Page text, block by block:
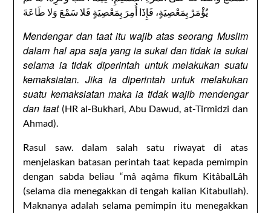
يُؤْمَرْ بِمَعْصِيَةٍ، فَإِذَا أُمِرَ بِمَعْصِيَةٍ فَلا سَمْعَ وَلا طَاعَةَ
Mendengar dan taat itu wajib atas seorang Muslim
dalam hal apa saja yang ia sukai dan tidak ia sukai
selama ia tidak diperintah untuk melakukan suatu
kemaksiatan. Jika ia diperintah untuk melakukan
suatu kemaksiatan maka ia tidak wajib mendengar
dan taat(HR al-Bukhari, Abu Dawud, at-Tirmidzi dan
Ahmad).
Rasul saw. dalam salah satu riwayat di atas
menjelaskan batasan perintah taat kepada pemimpin
dengan sabda beliau “mâ aqâma fîkum KitâbalLâh
(selama dia menegakkan di tengah kalian Kitabullah).
Maknanya adalah selama pemimpin itu menegakkan